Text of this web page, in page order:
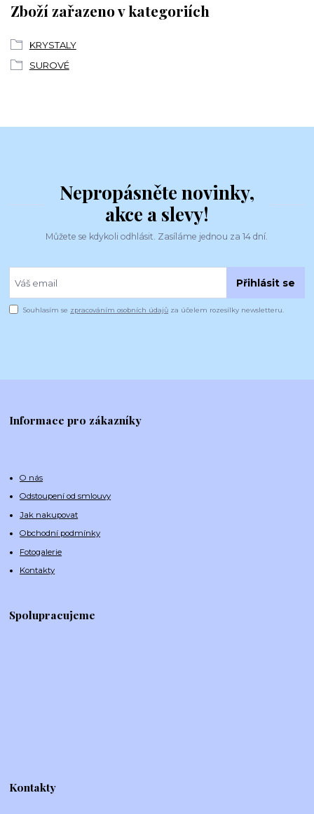
Zboží zařazeno v kategoriích
KRYSTALY
SUROVÉ
Nepropásněte novinky,
akce a slevy!
Můžete se kdykoli odhlásit. Zasíláme jednou za 14 dní.
Přihlásit se
Souhlasím se zpracováním osobních údajů za účelem rozesílky newsletteru.
Informace pro zákazníky
O nás
Odstoupení od smlouvy
Jak nakupovat
Obchodní podmínky
Fotogalerie
Kontakty
Spolupracujeme
Kontakty